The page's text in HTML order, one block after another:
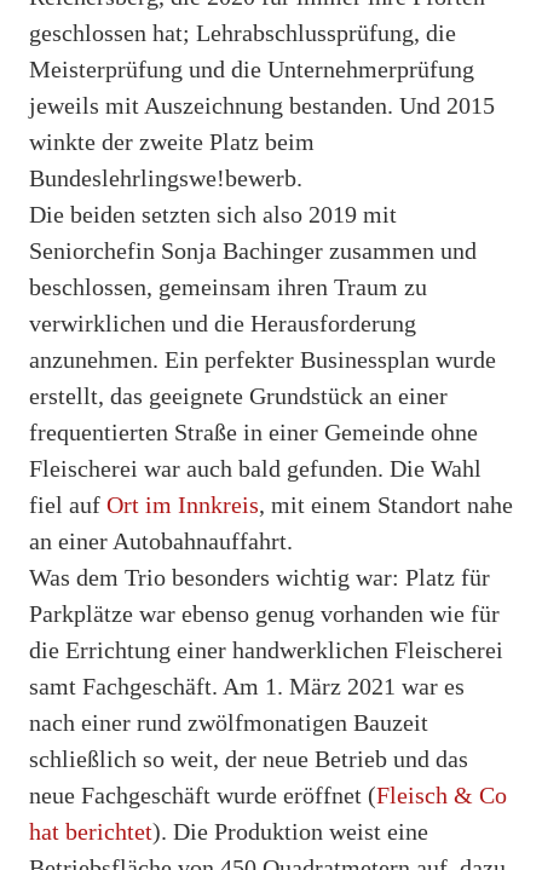
geschlossen hat; Lehrabschlussprüfung, die
Meisterprüfung und die Unternehmerprüfung
jeweils mit Auszeichnung bestanden. Und 2015
winkte der zweite Platz beim
Bundeslehrlingswe!bewerb.
Die beiden setzten sich also 2019 mit
Seniorchefin Sonja Bachinger zusammen und
beschlossen, gemeinsam ihren Traum zu
verwirklichen und die Herausforderung
anzunehmen. Ein perfekter Businessplan wurde
erstellt, das geeignete Grundstück an einer
frequentierten Straße in einer Gemeinde ohne
Fleischerei war auch bald gefunden. Die Wahl
fiel auf Ort im Innkreis, mit einem Standort nahe
an einer Autobahnauffahrt.
Was dem Trio besonders wichtig war: Platz für
Parkplätze war ebenso genug vorhanden wie für
die Errichtung einer handwerklichen Fleischerei
samt Fachgeschäft. Am 1. März 2021 war es
nach einer rund zwölfmonatigen Bauzeit
schließlich so weit, der neue Betrieb und das
neue Fachgeschäft wurde eröffnet (Fleisch & Co
hat berichtet). Die Produktion weist eine